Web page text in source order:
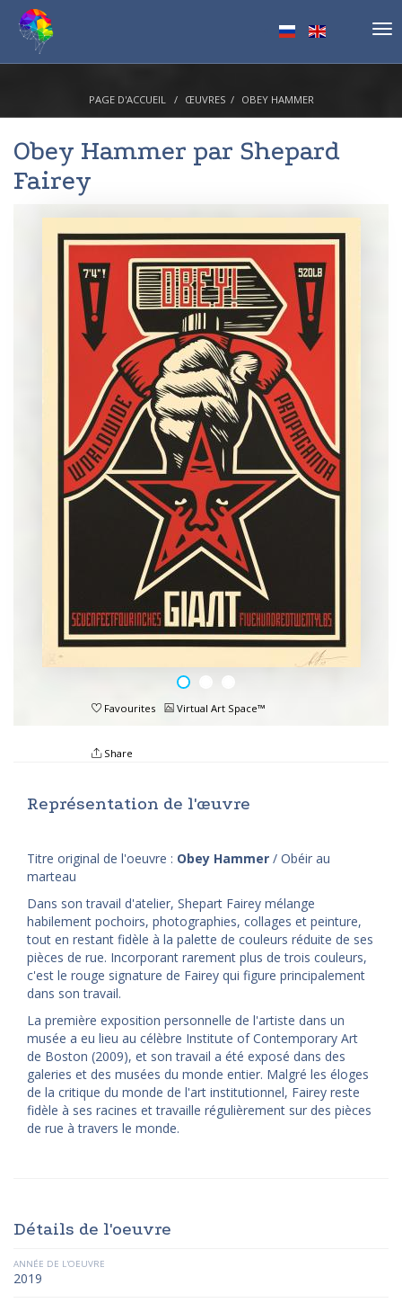
PAGE D'ACCUEIL ŒUVRES OBEY HAMMER
Obey Hammer par Shepard
Fairey
Favourites Virtual Art Space™
Share
Représentation de l'œuvre
Titre original de l'oeuvre : Obey Hammer / Obéir au
marteau
Dans son travail d'atelier, Shepart Fairey mélange
habilement pochoirs, photographies, collages et peinture,
tout en restant fidèle à la palette de couleurs réduite de ses
pièces de rue. Incorporant rarement plus de trois couleurs,
c'est le rouge signature de Fairey qui figure principalement
dans son travail.
La première exposition personnelle de l'artiste dans un
musée a eu lieu au célèbre Institute of Contemporary Art
de Boston (2009), et son travail a été exposé dans des
galeries et des musées du monde entier. Malgré les éloges
de la critique du monde de l'art institutionnel, Fairey reste
fidèle à ses racines et travaille régulièrement sur des pièces
de rue à travers le monde.
Détails de l'oeuvre
ANNÉE DE L'OEUVRE
2019